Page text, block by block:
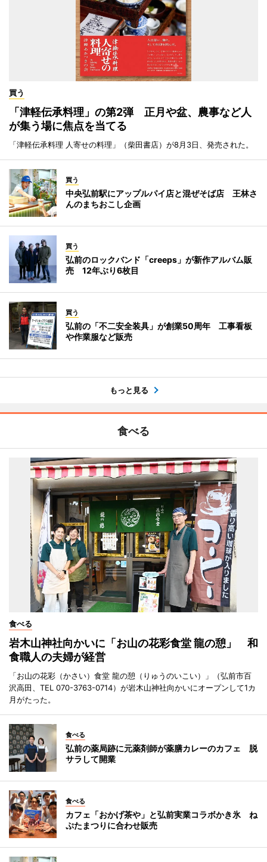
買う
「津軽伝承料理」の第2弾 正月や盆、農事など人
が集う場に焦点を当てる
「津軽伝承料理 人寄せの料理」（柴田書店）が8月3日、発売された。
買う
中央弘前駅にアップルパイ店と混ぜそば店 王林さ
んのまちおこし企画
買う
弘前のロックバンド「creeps」が新作アルバム販
売 12年ぶり6枚目
買う
弘前の「不二安全装具」が創業50周年 工事看板
や作業服など販売
もっと見る
食べる
食べる
岩木山神社向かいに「お山の花彩食堂 龍の憩」 和
食職人の夫婦が経営
「お山の花彩（かさい）食堂 龍の憩（りゅうのいこい）」（弘前市百
沢高田、TEL 070-3763-0714）が岩木山神社向かいにオープンして1カ
月がたった。
食べる
弘前の薬局跡に元薬剤師が薬膳カレーのカフェ 脱
サラして開業
食べる
カフェ「おかげ茶や」と弘前実業コラボかき氷 ね
ぷたまつりに合わせ販売